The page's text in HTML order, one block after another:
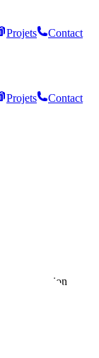
Projets
Contact
Projets
Contact
la création